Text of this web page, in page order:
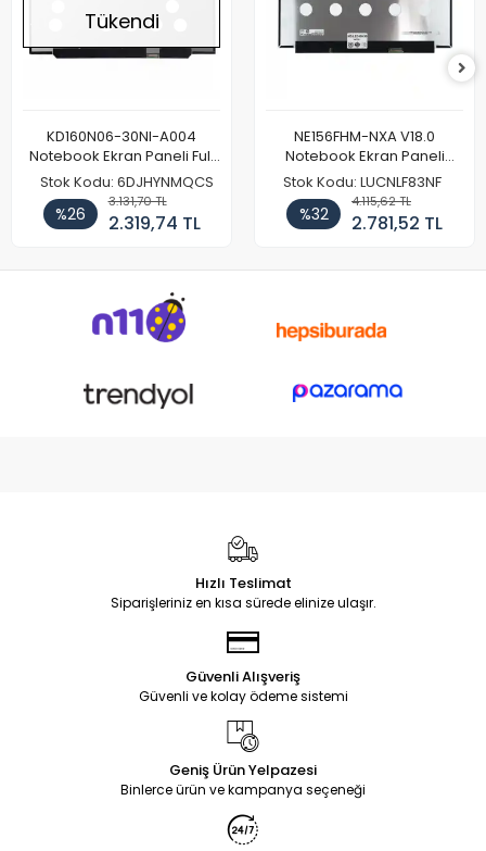
Tükendi
KD160N06-30NI-A004
Notebook Ekran Paneli Full
HD
Stok Kodu: 6DJHYNMQCS
%26
3.131,70 TL
2.319,74 TL
NE156FHM-NXA V18.0
Notebook Ekran Paneli
144Hz
Stok Kodu: LUCNLF83NF
%32
4.115,62 TL
2.781,52 TL
Hızlı Teslimat
Siparişleriniz en kısa sürede elinize ulaşır.
Güvenli Alışveriş
Güvenli ve kolay ödeme sistemi
Geniş Ürün Yelpazesi
Binlerce ürün ve kampanya seçeneği